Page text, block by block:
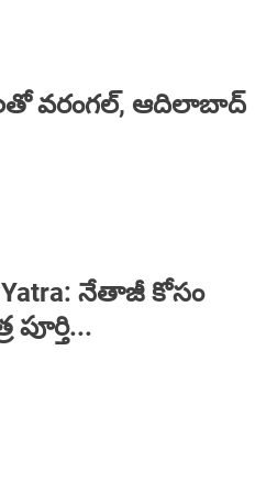
వరంగల్, ఆదిలాబాద్
Yatra: నేతాజీ కోసం